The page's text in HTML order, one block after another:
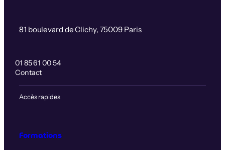
81 boulevard de Clichy, 75009 Paris
01 85 61 00 54
Contact
Accès rapides
Formations